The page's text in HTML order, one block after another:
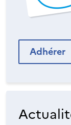
Adhérer